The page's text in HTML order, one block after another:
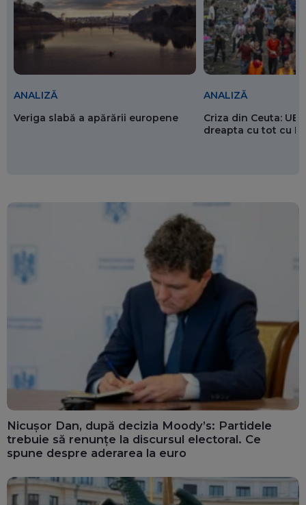
ANALIZĂ
Veriga slabă a apărării europene
ANALIZĂ
Criza din Ceuta: UE
dreapta cu tot cu
Nicușor Dan, după decizia Moody’s: Partidele
trebuie să renunțe la discursul electoral. Ce
spune despre aderarea la euro